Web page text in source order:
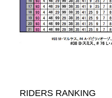
RIDERS RANKING